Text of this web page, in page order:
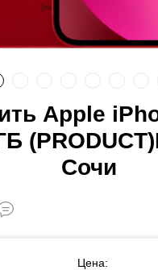
Apple
Сочи
Цена: